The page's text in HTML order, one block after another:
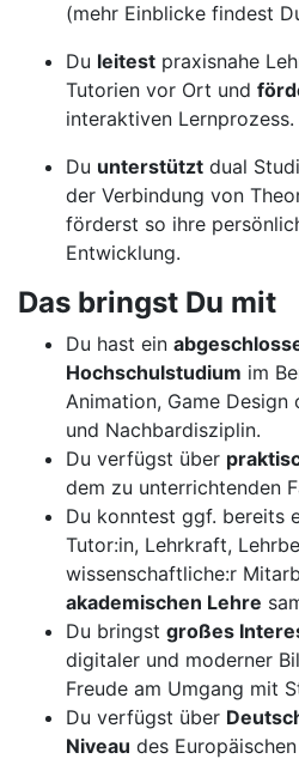
(mehr Einblicke findest
Du leitest praxisnahe
Tutorien vor Ort und
interaktiven Lernprozess.
Du unterstützt dual
der Verbindung von
förderst so ihre
Entwicklung.
Das bringst Du mit
Du hast ein
Hochschulstudium im
Animation, Game Design
und Nachbardisziplin.
Du verfügst über
dem zu unterrichtenden
Du konntest ggf. bereits
Tutor:in, Lehrkraft,
wissenschaftliche:r
akademischen Lehre
Du bringst großes
digitaler und moderner
Freude am Umgang mit
Du verfügst über
Niveau des